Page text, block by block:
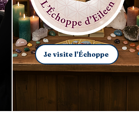
Je visite l'Échoppe